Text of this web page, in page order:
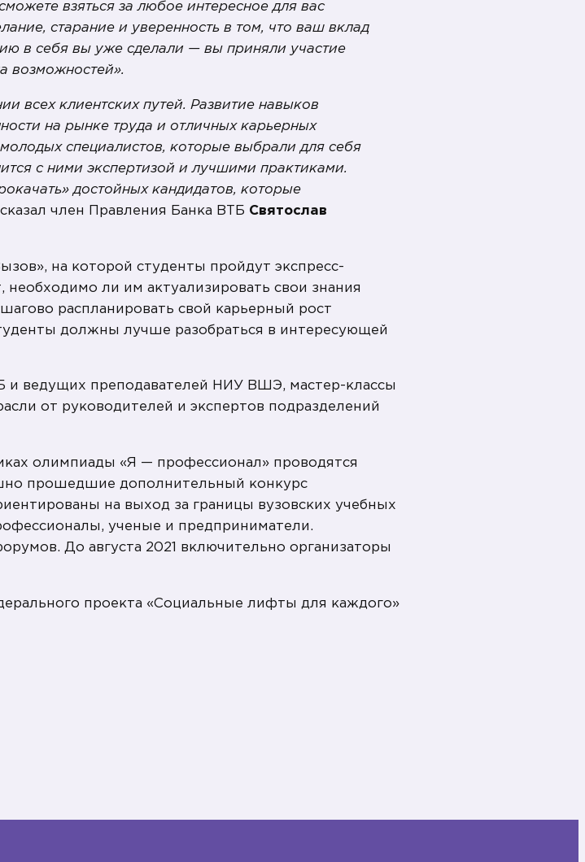
взяться за любое интересное для вас
старание и уверенность в том, что ваш вклад
в себя вы уже сделали — вы приняли участие
возможностей».
всех клиентских путей. Развитие навыков
на рынке труда и отличных карьерных
специалистов, которые выбрали для себя
с ними экспертизой и лучшими практиками.
достойных кандидатов, которые
член Правления Банка ВТБ Святослав
на которой студенты пройдут экспресс-
ли им актуализировать свои знания
распланировать свой карьерный рост
должны лучше разобраться в интересующей
и ведущих преподавателей НИУ ВШЭ, мастер-классы
от руководителей и экспертов подразделений
олимпиады «Я — профессионал» проводятся
прошедшие дополнительный конкурс
на выход за границы вузовских учебных
ученые и предприниматели.
До августа 2021 включительно организаторы
проекта «Социальные лифты для каждого»